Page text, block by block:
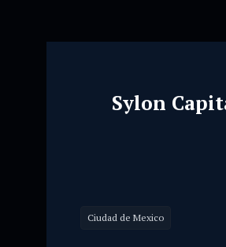
Sylon
Ciudad de Mexico